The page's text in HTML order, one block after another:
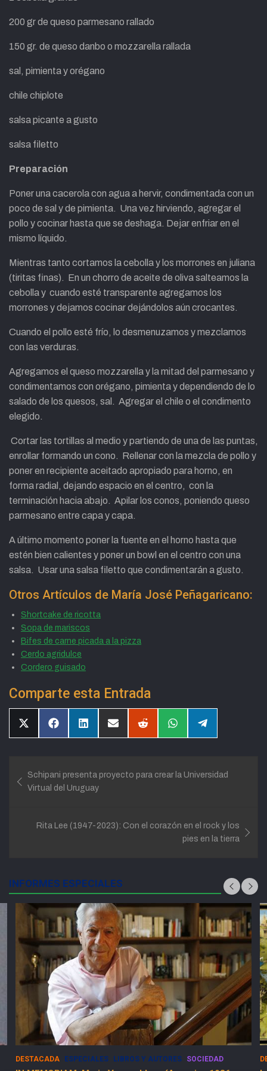
200 gr de queso parmesano rallado
150 gr. de queso danbo o mozzarella rallada
sal, pimienta y orégano
chile chiplote
salsa picante a gusto
salsa filetto
Preparación
Poner una cacerola con agua a hervir, condimentada con un
poco de sal y de pimienta. Una vez hirviendo, agregar el
pollo y cocinar hasta que se deshaga. Dejar enfriar en el
mismo líquido.
Mientras tanto cortamos la cebolla y los morrones en juliana
(tiritas finas). En un chorro de aceite de oliva salteamos la
cebolla y cuando esté transparente agregamos los
morrones y dejamos cocinar dejándolos aún crocantes.
Cuando el pollo esté frío, lo desmenuzamos y mezclamos
con las verduras.
Agregamos el queso mozzarella y la mitad del parmesano y
condimentamos con orégano, pimienta y dependiendo de lo
salado de los quesos, sal. Agregar el chile o el condimento
elegido.
Cortar las tortillas al medio y partiendo de una de las puntas,
enrollar formando un cono. Rellenar con la mezcla de pollo y
poner en recipiente aceitado apropiado para horno, en
forma radial, dejando espacio en el centro, con la
terminación hacia abajo. Apilar los conos, poniendo queso
parmesano entre capa y capa.
A último momento poner la fuente en el horno hasta que
estén bien calientes y poner un bowl en el centro con una
salsa. Usar una salsa filetto que condimentarán a gusto.
Otros Artículos de María José Peñagaricano:
Shortcake de ricotta
Sopa de mariscos
Bifes de carne picada a la pizza
Cerdo agridulce
Cordero guisado
Comparte esta Entrada
CompartirCompartirCompartirCompartirCompartirCompartirCompartir
de
Schipani presenta proyecto para crear la Universidad
Virtual del Uruguay
Rita Lee (1947-2023): Con el corazón en el rock y los
pies en la tierra
INFORMES ESPECIALES
DESTACADA ESPECIALES LIBROS Y AUTORES SOCIEDAD